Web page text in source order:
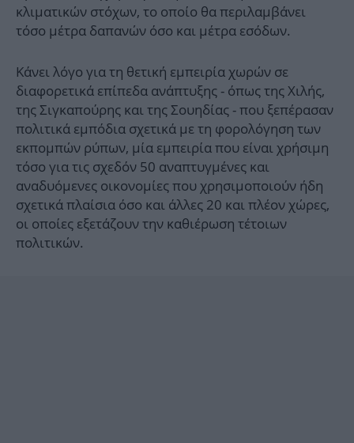
κλιματικών στόχων, το οποίο θα περιλαμβάνει
τόσο μέτρα δαπανών όσο και μέτρα εσόδων.
Κάνει λόγο για τη θετική εμπειρία χωρών σε
διαφορετικά επίπεδα ανάπτυξης - όπως της Χιλής,
της Σιγκαπούρης και της Σουηδίας - που ξεπέρασαν
πολιτικά εμπόδια σχετικά με τη φορολόγηση των
εκπομπών ρύπων, μία εμπειρία που είναι χρήσιμη
τόσο για τις σχεδόν 50 αναπτυγμένες και
αναδυόμενες οικονομίες που χρησιμοποιούν ήδη
σχετικά πλαίσια όσο και άλλες 20 και πλέον χώρες,
οι οποίες εξετάζουν την καθιέρωση τέτοιων
πολιτικών.